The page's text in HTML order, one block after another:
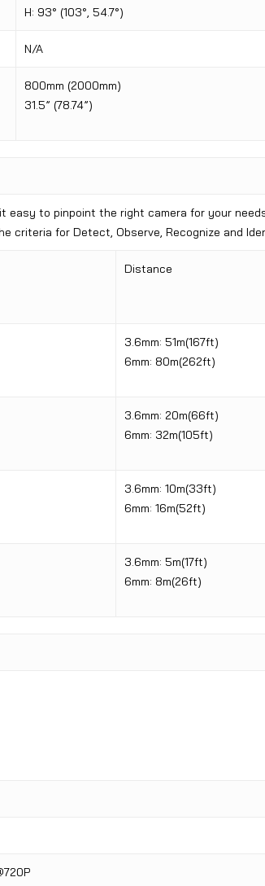
H: 93° (103°, 54.7°)
N/A
800mm (2000mm)
31.5” (78.74”)
easy to pinpoint the right camera for your
criteria for Detect, Observe, Recognize and
Distance
3.6mm: 51m(167ft)
6mm: 80m(262ft)
3.6mm: 20m(66ft)
6mm: 32m(105ft)
3.6mm: 10m(33ft)
6mm: 16m(52ft)
3.6mm: 5m(17ft)
6mm: 8m(26ft)